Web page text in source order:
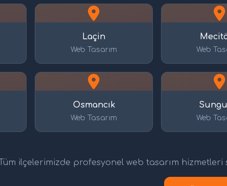
Laçin
Web Tasarım Web
Osmancık
Web Tasarım Web
Tüm ilçelerimizde profesyonel web tasarım